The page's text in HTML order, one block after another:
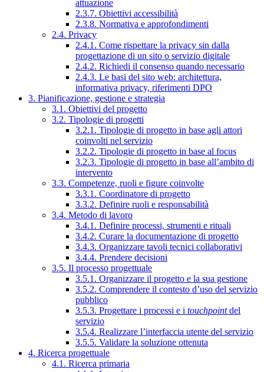
attuazione
2.3.7. Obiettivi accessibilità
2.3.8. Normativa e approfondimenti
2.4. Privacy
2.4.1. Come rispettare la privacy sin dalla
progettazione di un sito o servizio digitale
2.4.2. Richiedi il consenso quando necessario
2.4.3. Le basi del sito web: architettura,
informativa privacy, riferimenti DPO
3. Pianificazione, gestione e strategia
3.1. Obiettivi del progetto
3.2. Tipologie di progetti
3.2.1. Tipologie di progetto in base agli attori
coinvolti nel servizio
3.2.2. Tipologie di progetto in base al focus
3.2.3. Tipologie di progetto in base all’ambito di
intervento
3.3. Competenze, ruoli e figure coinvolte
3.3.1. Coordinatore di progetto
3.3.2. Definire ruoli e responsabilità
3.4. Metodo di lavoro
3.4.1. Definire processi, strumenti e rituali
3.4.2. Curare la documentazione di progetto
3.4.3. Organizzare tavoli tecnici collaborativi
3.4.4. Prendere decisioni
3.5. Il processo progettuale
3.5.1. Organizzare il progetto e la sua gestione
3.5.2. Comprendere il contesto d’uso del servizio
pubblico
3.5.3. Progettare i processi e i touchpointdel
servizio
3.5.4. Realizzare l’interfaccia utente del servizio
3.5.5. Validare la soluzione ottenuta
4. Ricerca progettuale
4.1. Ricerca primaria